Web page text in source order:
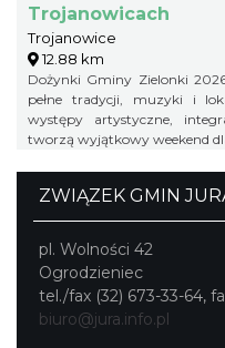
Trojanowicach
Trojanowice
12.88 km
Dożynki Gminy Zielonki
pełne tradycji, muzyki i
występy artystyczne,
tworzą wyjątkowy weekend
ZWIĄZEK GMIN
pl. Wolności 42
Ogrodzieniec
tel./fax (32) 673-33-64,
biuro@jura.info.pl